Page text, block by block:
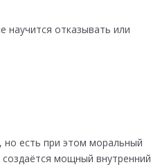
научится отказывать или
но есть при этом моральный
создаётся мощный внутренний